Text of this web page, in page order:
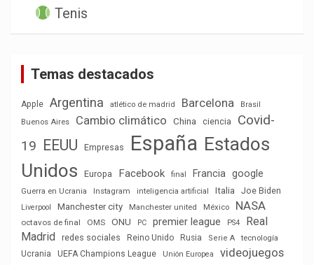
Tenis
Temas destacados
Apple Argentina atlético de madrid Barcelona
Brasil
Buenos Aires
Cambio climático China ciencia
Covid-
19 EEUU Empresas España Estados
Unidos
Europa Facebook final Francia google
Guerra en Ucrania Instagram inteligencia artificial Italia Joe Biden
Liverpool Manchester city Manchester united México NASA
octavos de final OMS ONU PC premier league PS4
Real
Madrid
redes sociales Reino Unido Rusia Serie A
tecnología
Ucrania
UEFA Champions League Unión Europea videojuegos